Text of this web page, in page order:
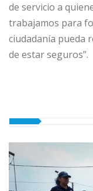
de servicio a
trabajamos para
ciudadanía pueda
de estar seguros”.